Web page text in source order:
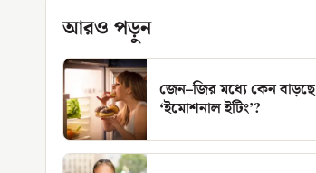
আরও পড়ুন
জেন–জির মধ্যে কেন বাড়ছে
‘ইমোশনাল ইটিং’?